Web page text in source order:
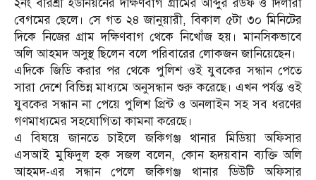
বেগমের ছেলে। সে গত ২৪ জানুয়ারী, বিকাল ৫টা ৩০ মিনিটের
দিকে নিজের গ্রাম দক্ষিণবাগ থেকে নিখোঁজ হয়। মানসিকভাবে
অলি আহমদ অসুস্থ ছিলেন বলে পরিবারের লোকজন জানিয়েছেন।
এদিকে জিডি করার পর থেকে পুলিশ ওই যুবকের সন্ধান পেতে
সারা দেশে বিভিন্ন মাধ্যমে অনুসন্ধান শুরু করেছে। এখন পর্যন্ত ওই
যুবকের সন্ধান না পেয়ে পুলিশ প্রিন্ট ও অনলাইন সহ সব ধরণের
গণমাধ্যমের সহযোগিতা কামনা করেছে।
এ বিষয়ে জানতে চাইলে জকিগঞ্জ থানার মিডিয়া অফিসার
এসআই মুফিদুল হক সজল বলেন, কোন হৃদয়বান ব্যক্তি অলি
আহমদ-এর সন্ধান পেলে জকিগঞ্জ থানার ডিউটি অফিসার